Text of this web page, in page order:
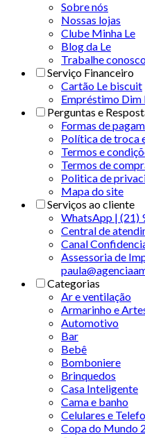
Sobre nós
Nossas lojas
Clube Minha Le
Blog da Le
Trabalhe
Serviço Financeiro
Cartão Le biscuit
Empréstimo Dim
Perguntas e
Formas de
Política de troca
Termos e
Termos de
Politica de
Mapa do site
Serviços ao cliente
WhatsApp | (21)
Central de
Canal
Assessoria de
Categorias
Ar e ventilação
Armarinho e
Automotivo
Bar
Bebê
Bomboniere
Brinquedos
Casa Inteligente
Cama e banho
Celulares e
Copa do Mundo